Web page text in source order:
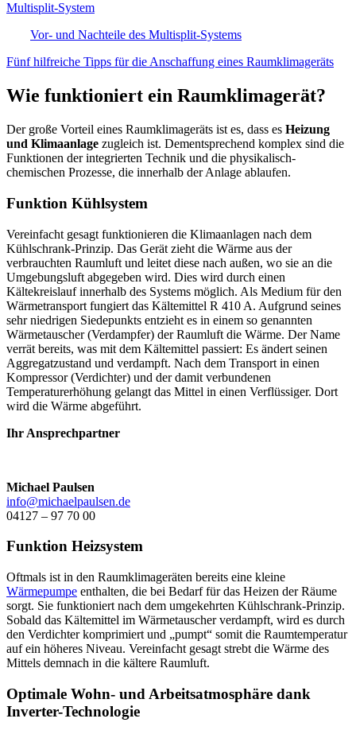
Multisplit-System
Vor- und Nachteile des Multisplit-Systems
Fünf hilfreiche Tipps für die Anschaffung eines Raumklimageräts
Wie funktioniert ein Raumklimagerät?
Der große Vorteil eines Raumklimageräts ist es, dass es Heizung
und Klimaanlage zugleich ist. Dementsprechend komplex sind die
Funktionen der integrierten Technik und die physikalisch-
chemischen Prozesse, die innerhalb der Anlage ablaufen.
Funktion Kühlsystem
Vereinfacht gesagt funktionieren die Klimaanlagen nach dem
Kühlschrank-Prinzip. Das Gerät zieht die Wärme aus der
verbrauchten Raumluft und leitet diese nach außen, wo sie an die
Umgebungsluft abgegeben wird. Dies wird durch einen
Kältekreislauf innerhalb des Systems möglich. Als Medium für den
Wärmetransport fungiert das Kältemittel R 410 A. Aufgrund seines
sehr niedrigen Siedepunkts entzieht es in einem so genannten
Wärmetauscher (Verdampfer) der Raumluft die Wärme. Der Name
verrät bereits, was mit dem Kältemittel passiert: Es ändert seinen
Aggregatzustand und verdampft. Nach dem Transport in einen
Kompressor (Verdichter) und der damit verbundenen
Temperaturerhöhung gelangt das Mittel in einen Verflüssiger. Dort
wird die Wärme abgeführt.
Ihr Ansprechpartner
Michael Paulsen
info@michaelpaulsen.de
04127 – 97 70 00
Funktion Heizsystem
Oftmals ist in den Raumklimageräten bereits eine kleine
Wärmepumpe enthalten, die bei Bedarf für das Heizen der Räume
sorgt. Sie funktioniert nach dem umgekehrten Kühlschrank-Prinzip.
Sobald das Kältemittel im Wärmetauscher verdampft, wird es durch
den Verdichter komprimiert und „pumpt“ somit die Raumtemperatur
auf ein höheres Niveau. Vereinfacht gesagt strebt die Wärme des
Mittels demnach in die kältere Raumluft.
Optimale Wohn- und Arbeitsatmosphäre dank
Inverter-Technologie